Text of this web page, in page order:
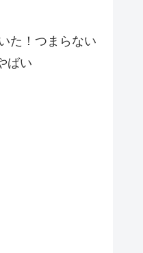
た！つまらない
ばい